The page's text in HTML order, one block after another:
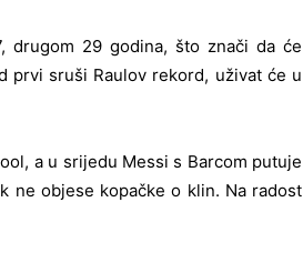
drugom 29 godina, što znači da će
prvi sruši Raulov rekord, uživat će u
a u srijedu Messi s Barcom putuje
ne objese kopačke o klin. Na radost